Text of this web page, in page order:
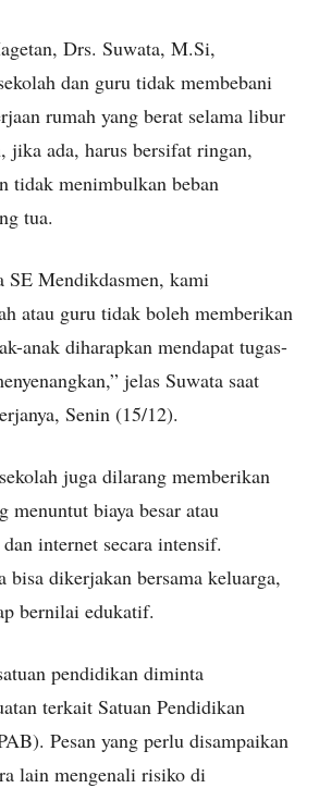
Drs. Suwata, M.Si,
dan guru tidak membebani
rumah yang berat selama libur
jika ada, harus bersifat ringan,
tidak menimbulkan beban
tua.
SE Mendikdasmen, kami
atau guru tidak boleh memberikan
anak diharapkan mendapat tugas-
jelas Suwata saat
Senin (15/12).
juga dilarang memberikan
menuntut biaya besar atau
internet secara intensif.
bisa dikerjakan bersama keluarga,
bernilai edukatif.
pendidikan diminta
terkait Satuan Pendidikan
Pesan yang perlu disampaikan
lain mengenali risiko di